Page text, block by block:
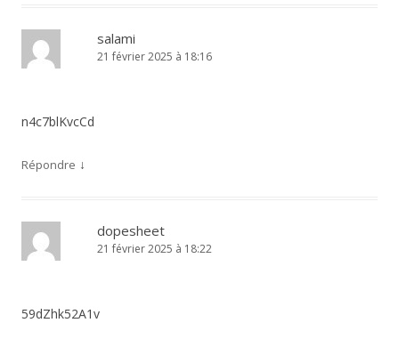
salami
21 février 2025 à 18:16
n4c7blKvcCd
Répondre ↓
dopesheet
21 février 2025 à 18:22
59dZhk52A1v